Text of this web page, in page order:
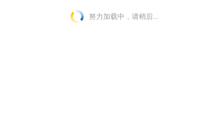
努力加载中，请稍后...